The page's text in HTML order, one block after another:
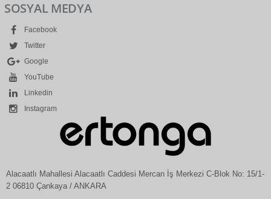
SOSYAL MEDYA
Facebook
Twitter
Google
YouTube
Linkedin
Instagram
Alacaatlı Mahallesi Alacaatlı Caddesi Mercan İş Merkezi C-Blok No: 15/1-
2 06810 Çankaya / ANKARA